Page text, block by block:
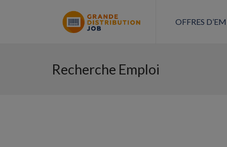
OFFRES
Recherche Emploi